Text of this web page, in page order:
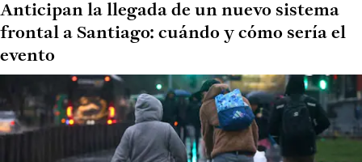
Anticipan la llegada de un nuevo sistema
frontal a Santiago: cuándo y cómo sería el
evento